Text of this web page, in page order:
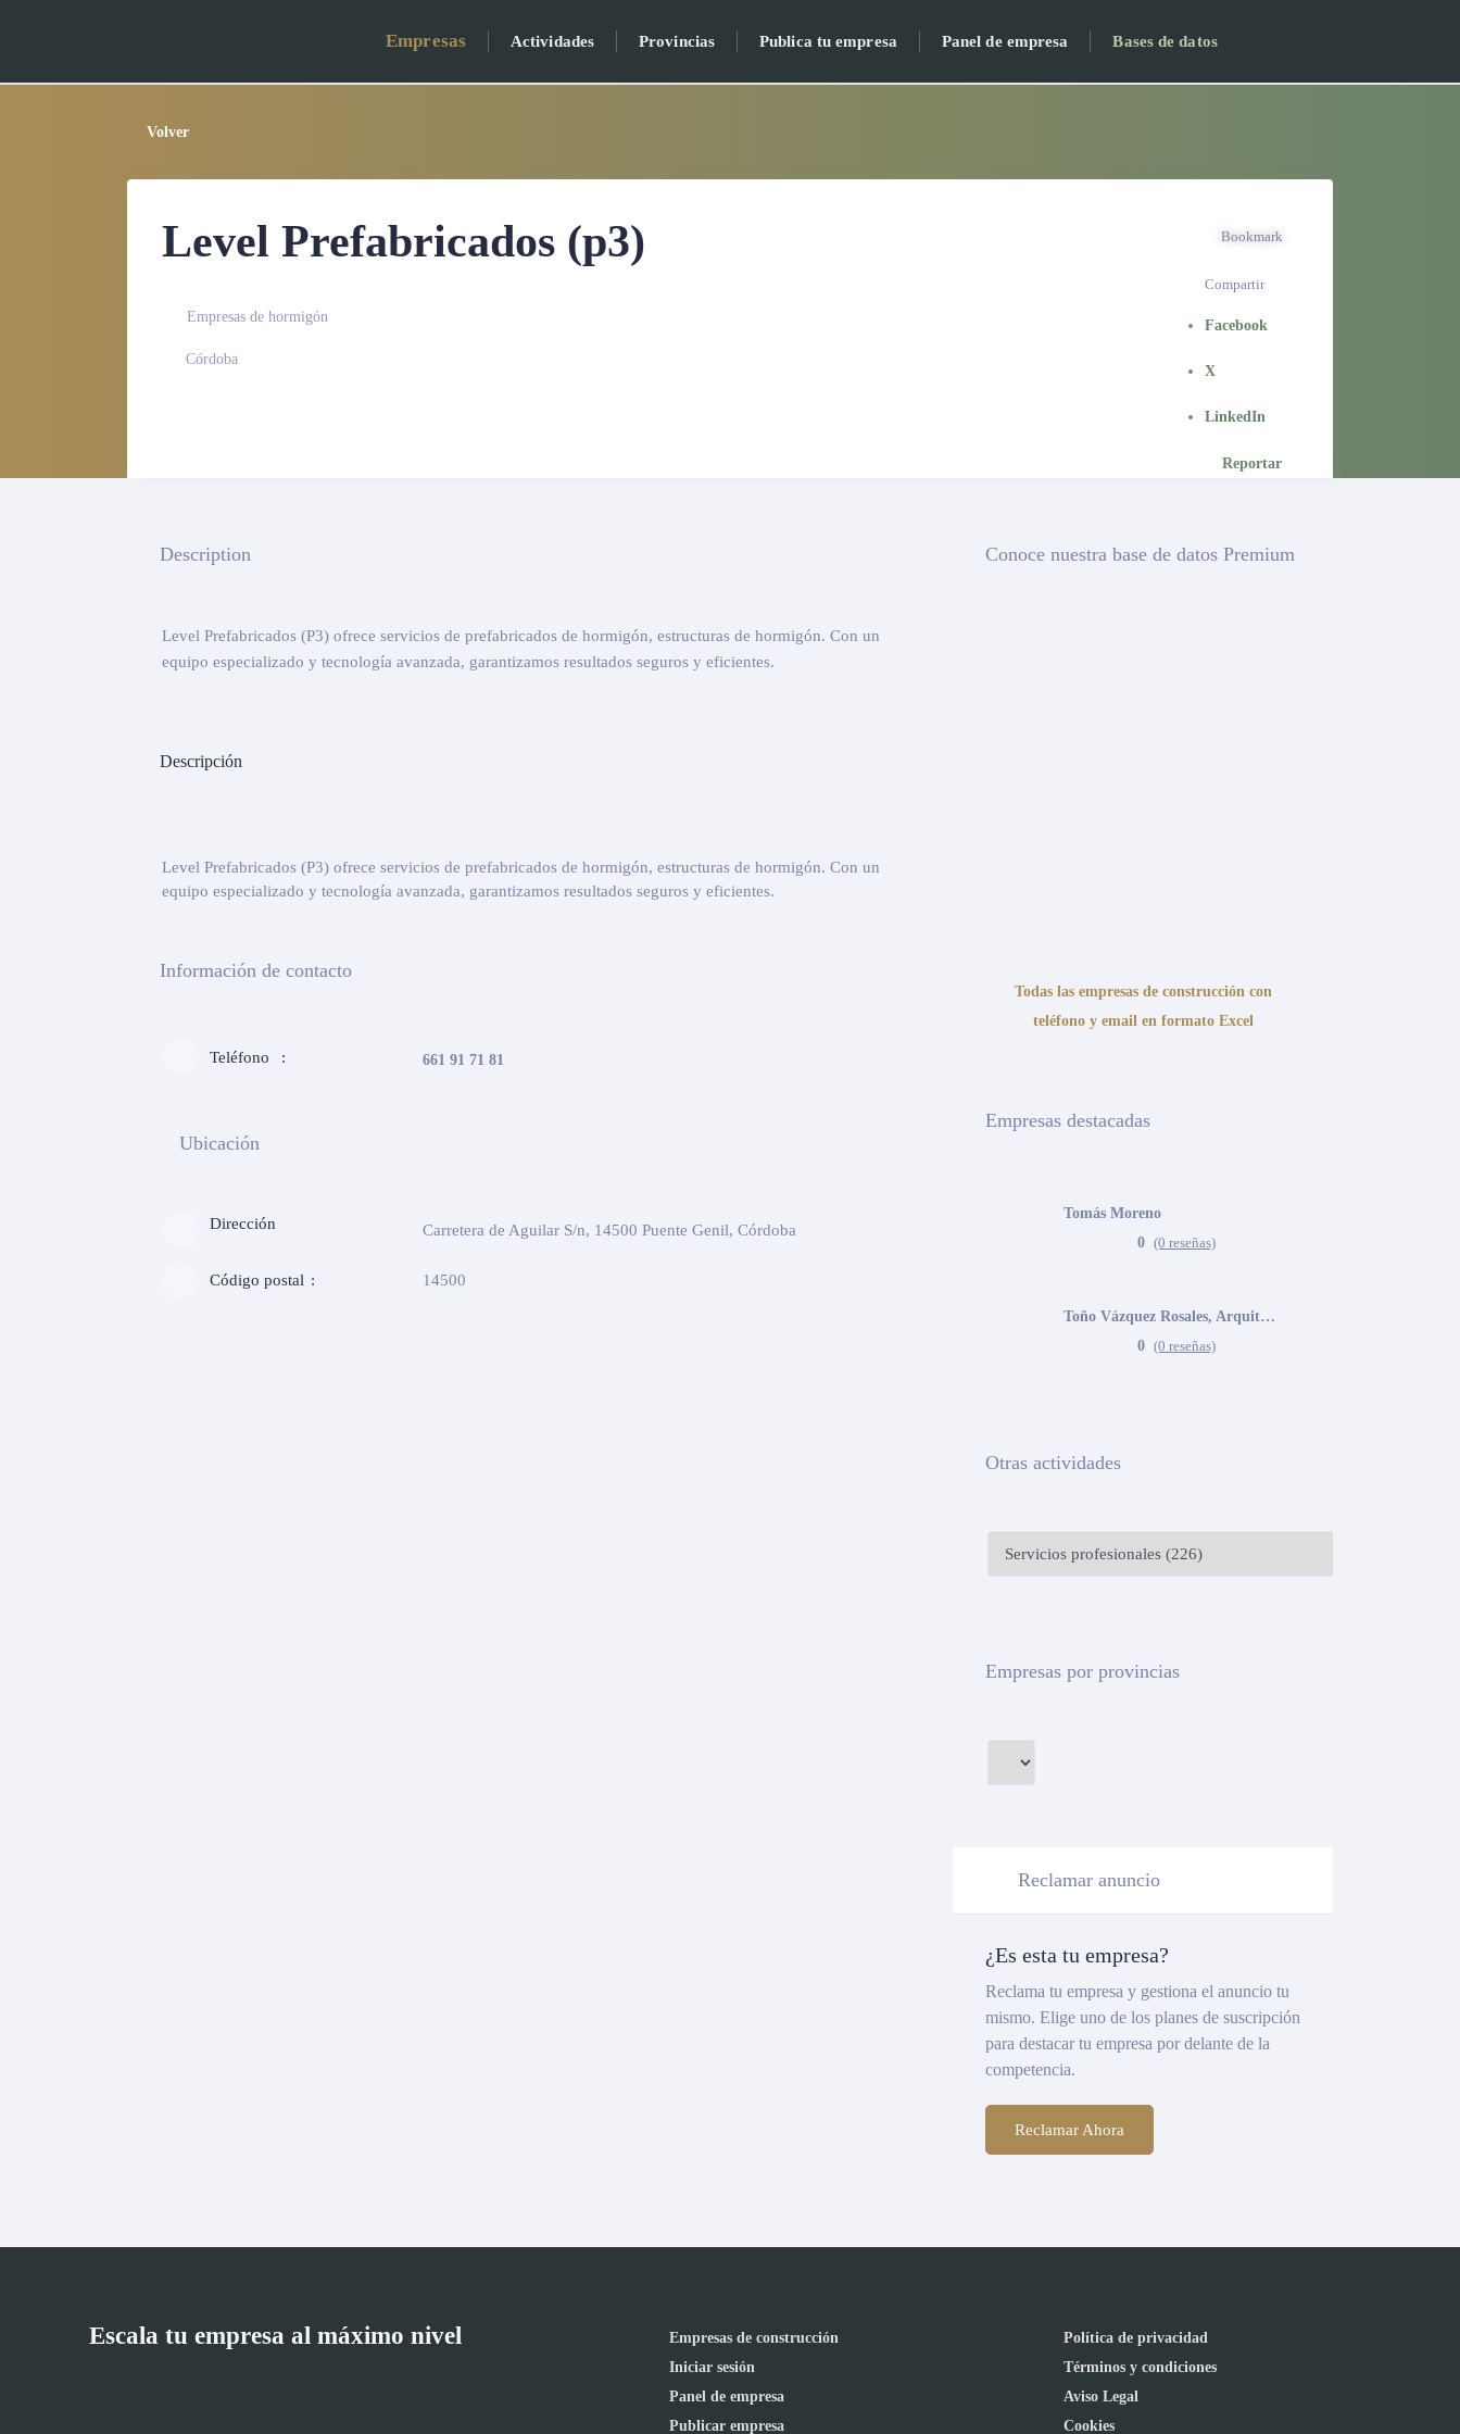
Empresas Actividades Provincias Publica tu empresa Panel de empresa Bases de datos
Volver
Level Prefabricados (p3)
Empresas de hormigón
Córdoba
Bookmark
Compartir
Facebook
X
LinkedIn
Reportar
Description
Level Prefabricados (P3) ofrece servicios de prefabricados de hormigón, estructuras de hormigón. Con un
equipo especializado y tecnología avanzada, garantizamos resultados seguros y eficientes.
Descripción
Level Prefabricados (P3) ofrece servicios de prefabricados de hormigón, estructuras de hormigón. Con un
equipo especializado y tecnología avanzada, garantizamos resultados seguros y eficientes.
Información de contacto
Teléfono 661 91 71 81
Ubicación
Dirección Carretera de Aguilar S/n, 14500 Puente Genil, Córdoba
Código postal 14500
Conoce nuestra base de datos Premium
Todas las empresas de construcción con
teléfono y email en formato Excel
Empresas destacadas
Tomás Moreno
0 (0 reseñas)
Toño Vázquez Rosales, Arquitecto
0 (0 reseñas)
Otras actividades
Empresas por provincias
Reclamar anuncio
¿Es esta tu empresa?
Reclama tu empresa y gestiona el anuncio tu
mismo. Elige uno de los planes de suscripción
para destacar tu empresa por delante de la
competencia.
Reclamar Ahora
Escala tu empresa al máximo nivel
Empresas de construcción
Iniciar sesión
Panel de empresa
Publicar empresa
Política de privacidad
Términos y condiciones
Aviso Legal
Cookies